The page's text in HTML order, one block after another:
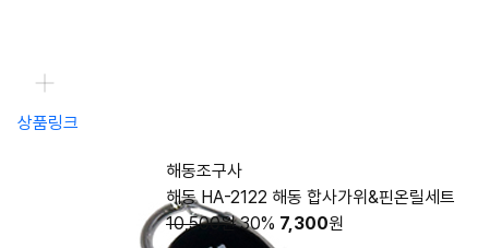
상품링크
해동조구사
해동 HA-2122 해동 합사가위&핀온릴세트
10,500원 30% 7,300원